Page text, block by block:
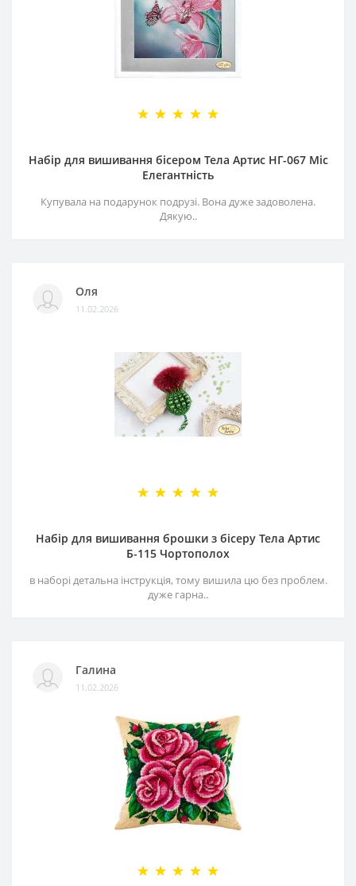
Набір для вишивання бісером Тела Артис НГ-067 Міс
Елегантність
Купувала на подарунок подрузі. Вона дуже задоволена.
Дякую..
Оля
11.02.2026
Набір для вишивання брошки з бісеру Тела Артис
Б-115 Чортополох
в наборі детальна інструкція, тому вишила цю без проблем.
дуже гарна..
Галина
11.02.2026